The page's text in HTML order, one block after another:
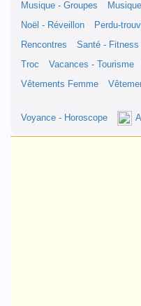
Musique - Groupes
Noël - Réveillon
Perdu-
Rencontres
Santé - Fitness
Troc
Vacances - Tourisme
Vêtements Femme
Voyance - Horoscope